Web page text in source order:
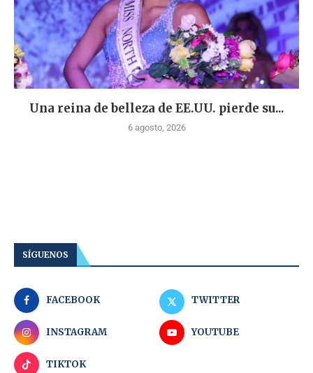
Una reina de belleza de EE.UU. pierde su...
6 agosto, 2026
SÍGUENOS
FACEBOOK TWITTER
INSTAGRAM YOUTUBE
TIKTOK